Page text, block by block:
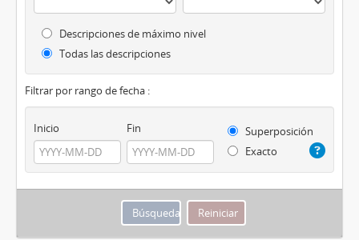
Descripciones de máximo nivel
Todas las descripciones
Filtrar por rango de fecha :
Inicio Fin
Superposición
Exacto